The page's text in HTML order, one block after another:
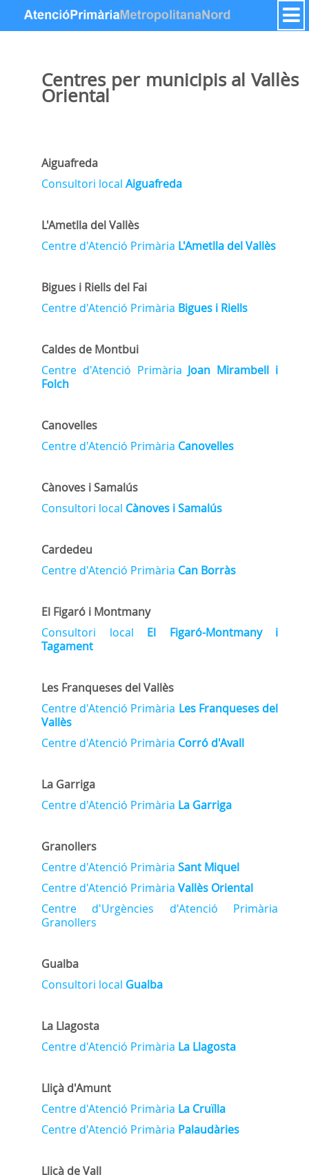
Zum Inhalt wechseln
Centres per municipis al Vallès
Oriental
Aiguafreda
Consultori local Aiguafreda
L'Ametlla del Vallès
Centre d'Atenció Primària L'Ametlla del Vallès
Bigues i Riells del Fai
Centre d'Atenció Primària Bigues i Riells
Caldes de Montbui
Centre d'Atenció Primària Joan Mirambell i
Folch
Canovelles
Centre d'Atenció Primària Canovelles
Cànoves i Samalús
Consultori local Cànoves i Samalús
Cardedeu
Centre d'Atenció Primària Can Borràs
El Figaró i Montmany
Consultori local El
Figaró-Montmany i
Tagament
Les Franqueses del Vallès
Centre d'Atenció Primària Les Franqueses del
Vallès
Centre d'Atenció Primària Corró d'Avall
La Garriga
Centre d'Atenció Primària La Garriga
Granollers
Centre d'Atenció Primària Sant Miquel
Centre d'Atenció Primària Vallès Oriental
Centre d'Urgències d'Atenció Primària
Granollers
Gualba
Consultori local Gualba
La Llagosta
Centre d'Atenció Primària La Llagosta
Lliçà d'Amunt
Centre d'Atenció Primària La Cruïlla
Centre d'Atenció Primària Palaudàries
Lliçà de Vall